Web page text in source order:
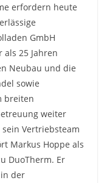
erfordern heute
GmbH
25 Jahren
Neubau und die
sowie
breiten
weiter
Vertriebsteam
Markus Hoppe als
DuoTherm. Er
der